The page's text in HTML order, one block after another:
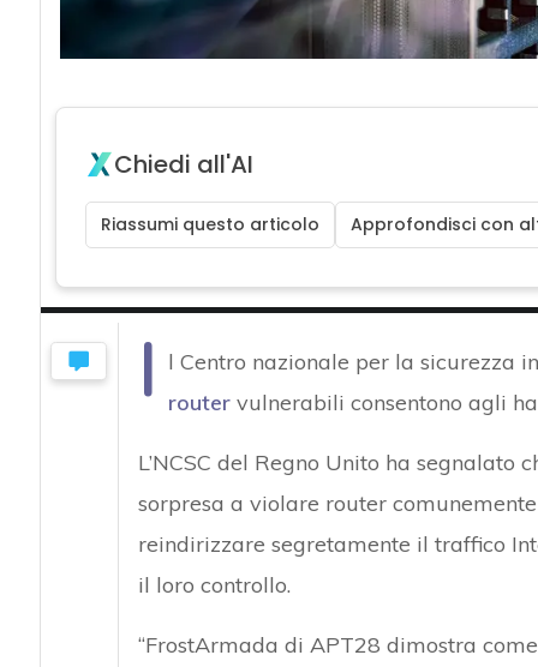
Chiedi all'AI
Riassumi questo articolo Approfondisci con
I
l Centro nazionale per la sicurezza
routervulnerabili consentono agli
L’NCSC del Regno Unito ha segnalato
sorpresa a violare router
reindirizzare segretamente il traffico
il loro controllo.
“FrostArmada di APT28 dimostra